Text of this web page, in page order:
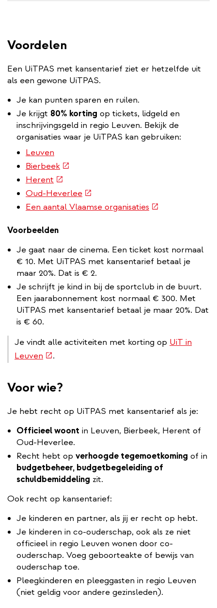
Voordelen
Een UiTPAS met kansentarief ziet er hetzelfde uit
als een gewone UiTPAS.
Je kan punten sparen en ruilen.
Je krijgt 80% korting op tickets, lidgeld en
inschrijvingsgeld in regio Leuven. Bekijk de
organisaties waar je UiTPAS kan gebruiken:
Leuven
Bierbeek(externe
link)
Herent (externe
link)
Oud-Heverlee(externe
link)
Een aantal Vlaamse organisaties (externe
Voorbeelden
Je gaat naar de cinema. Een ticket kost normaal
€ 10. Met UiTPAS met kansentarief betaal je
maar 20%. Dat is € 2.
Je schrijft je kind in bij de sportclub in de buurt.
Een jaarabonnement kost normaal € 300. Met
UiTPAS met kansentarief betaal je maar 20%. Dat
is € 60.
Je vindt alle activiteiten met korting op UiT in
Leuven (externe
.
Voor wie?
Je hebt recht op UiTPAS met kansentarief als je:
Officieel woont in Leuven, Bierbeek, Herent of
Oud-Heverlee.
Recht hebt op verhoogde tegemoetkoming of in
budgetbeheer, budgetbegeleiding of
schuldbemiddeling zit.
Ook recht op kansentarief:
Je kinderen en partner, als jij er recht op hebt.
Je kinderen in co-ouderschap, ook als ze niet
officieel in regio Leuven wonen door co-
ouderschap. Voeg geboorteakte of bewijs van
ouderschap toe.
Pleegkinderen en pleeggasten in regio Leuven
(niet geldig voor andere gezinsleden).